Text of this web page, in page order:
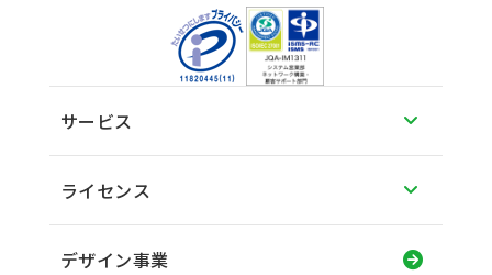
サービス
ライセンス
デザイン事業